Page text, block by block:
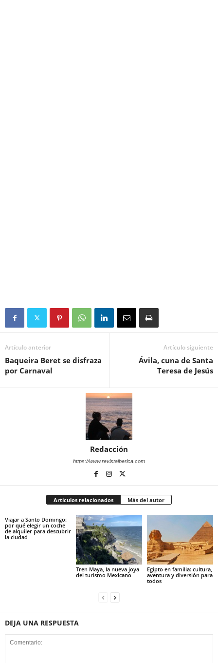
Artículo anterior
Baqueira Beret se disfraza
por Carnaval
Artículo siguiente
Ávila, cuna de Santa
Teresa de Jesús
Redacción
https://www.revistaiberica.com
Artículos relacionados Más del autor
Viajar a Santo Domingo:
por qué elegir un coche
de alquiler para descubrir
la ciudad
Tren Maya, la nueva joya
del turismo Mexicano
Egipto en familia: cultura,
aventura y diversión para
todos
DEJA UNA RESPUESTA